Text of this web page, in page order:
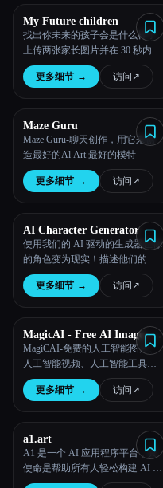
My Future children
找出你未来的孩子会是什么样子
上传两张家长图片并在 30 秒内生
成孩子的图片
更多细节 → 访问 ↗︎
Maze Guru
Maze Guru-聊天创作，用它来创
造最好的Al Art 最好的模特
更多细节 → 访问 ↗︎
AI Character Generator
使用我们的 AI 驱动的生成器让你
的角色变为现实！描述他们的个
性、长相和技能，我们的高级系
统将创建描绘你独特角色的自定
更多细节 → 访问 ↗︎
MagicAI - Free AI Image, AI
Video, AI Tools, Anime Art
MagiCAI-免费的人工智能图片、
人工智能视频、人工智能工具、
动漫艺术
更多细节 → 访问 ↗︎
a1.art
A1 是一个 AI 应用程序平台，其
使命是帮助所有人轻松构建 AI 艺
术应用程序。